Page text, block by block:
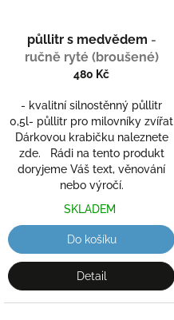
půllitr s medvědem -
ručně ryté (broušené)
480 Kč
- kvalitní silnostěnný půllitr
0,5l- půllitr pro milovníky zvířat
Dárkovou krabičku naleznete
zde. Rádi na tento produkt
doryjeme Váš text, věnování
nebo výročí.
SKLADEM
Do košíku
Detail